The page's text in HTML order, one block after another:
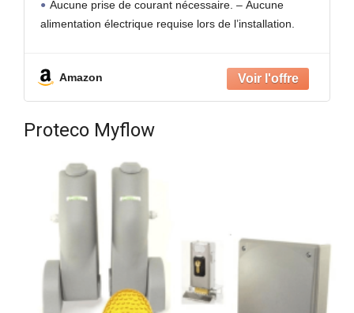
Aucune prise de courant nécessaire. – Aucune
alimentation électrique requise lors de l’installation.
Le moteur, le câble de charge et
Amazon
Proteco Myflow